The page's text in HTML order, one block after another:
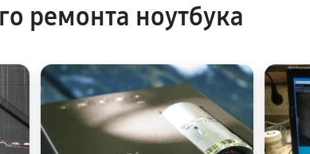
ремонта ноутбука